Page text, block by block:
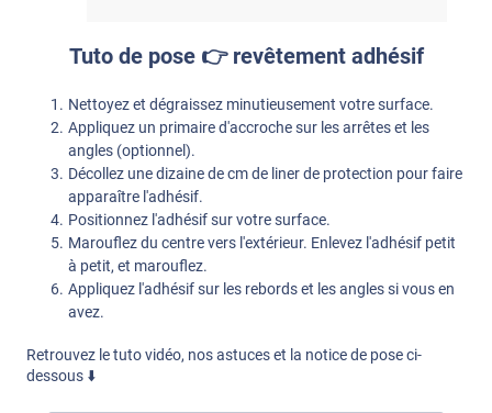
Tuto de pose 👉 revêtement adhésif
Nettoyez et dégraissez minutieusement votre surface.
Appliquez un primaire d'accroche sur les arrêtes et les
angles (optionnel).
Décollez une dizaine de cm de liner de protection pour faire
apparaître l'adhésif.
Positionnez l'adhésif sur votre surface.
Marouflez du centre vers l'extérieur. Enlevez l'adhésif petit
à petit, et marouflez.
Appliquez l'adhésif sur les rebords et les angles si vous en
avez.
Retrouvez le tuto vidéo, nos astuces et la notice de pose ci-
dessous ⬇️